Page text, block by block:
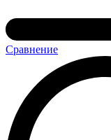
Сравнение